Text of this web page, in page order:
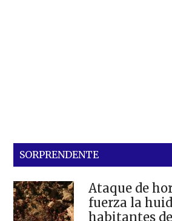
SORPRENDENTE
Ataque de
fuerza la
habitantes